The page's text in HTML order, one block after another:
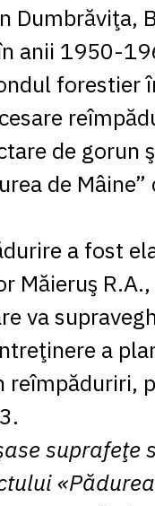
Dumbrăviţa,
anii 1950-
forestier
de gorun
de
a fost
Măieruş
va
a
reîmpăduriri,
suprafeţe